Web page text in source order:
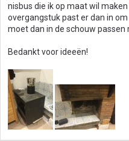
nisbus die ik op maat wil
overgangstuk past er dan in
moet dan in de schouw passen
Bedankt voor ideeën!